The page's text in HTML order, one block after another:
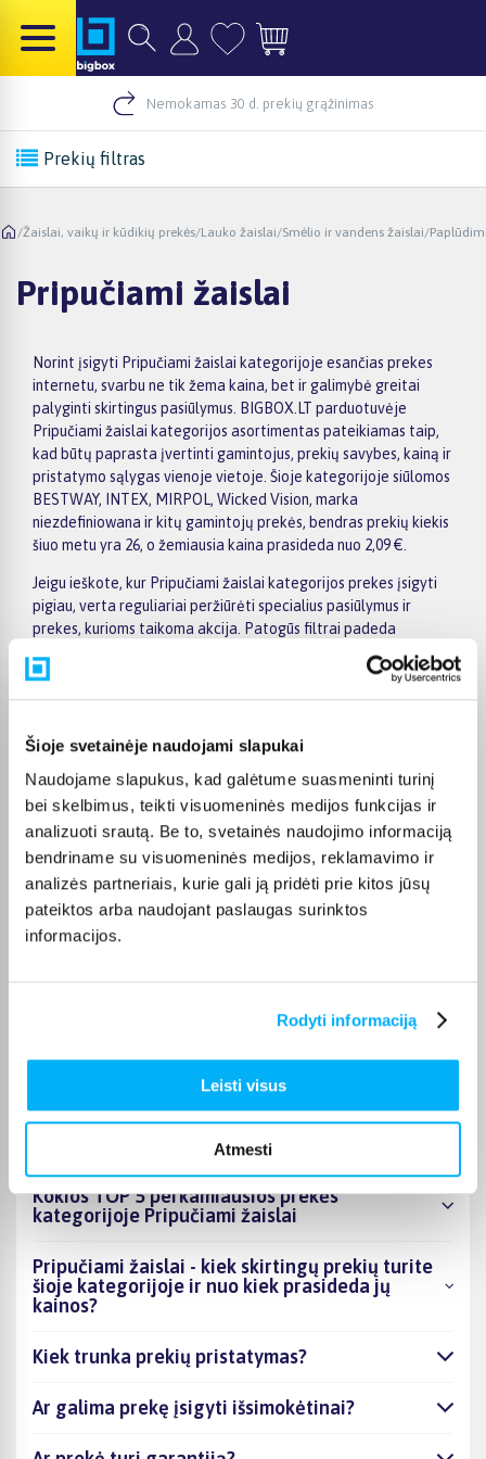
Šioje svetainėje naudojami slapukai
Naudojame slapukus, kad galėtume suasmeninti turinį
bei skelbimus, teikti visuomeninės medijos funkcijas ir
analizuoti srautą. Be to, svetainės naudojimo informaciją
bendriname su visuomeninės medijos, reklamavimo ir
analizės partneriais, kurie gali ją pridėti prie kitos jūsų
pateiktos arba naudojant paslaugas surinktos
informacijos.
Rodyti informaciją
Leisti visus
Atmesti
Nemokamas 30 d. prekių grąžinimas
Prekių filtras
/Žaislai, vaikų ir kūdikių prekės/Lauko žaislai/Smėlio ir vandens žaislai/
Pripučiami žaislai
Norint įsigyti Pripučiami žaislai kategorijoje esančias prekes
internetu, svarbu ne tik žema kaina, bet ir galimybė greitai
palyginti skirtingus pasiūlymus. BIGBOX.LT parduotuvėje
Pripučiami žaislai kategorijos asortimentas pateikiamas taip,
kad būtų paprasta įvertinti gamintojus, prekių savybes, kainą ir
pristatymo sąlygas vienoje vietoje. Šioje kategorijoje siūlomos
BESTWAY, INTEX, MIRPOL, Wicked Vision, marka
niezdefiniowana ir kitų gamintojų prekės, bendras prekių kiekis
šiuo metu yra 26, o žemiausia kaina prasideda nuo 2,09 €.
Jeigu ieškote, kur Pripučiami žaislai kategorijos prekes įsigyti
pigiau, verta reguliariai peržiūrėti specialius pasiūlymus ir
prekes, kurioms taikoma akcija. Patogūs filtrai padeda
susiaurinti pasirinkimą pagal gamintoją, kainą, savybes ar kitus
aktualius kriterijus, todėl greičiau rasite jūsų poreikius
atitinkantį variantą. Prekės puslapyje pateikiama išsamesnė
terminą ir kitas pirkimo sąlygas.
BIGBOX.LT suteikia galimybę prekes nuo 150 Eur įsigyti su
nemokamu 24 mėnesių lizingu. Tai patogu, kai prekę norite
pirkti išsimokėtinai, paskirstant mokėjimą dalimis. Užsakytos
prekės pristatomos visoje Lietuvoje: į paštomatus nuo 2,29 €, o
užsakymams nuo 499 € pristatymas į paštomatą nemokamas.
Kurjerio pristatymo kaina prasideda nuo 2,99 €.
Sandėlyje esančios prekės įprastai pristatomos per 1–2 darbo
nurodomas jos puslapyje. Pasirinktą prekę iš Pripučiami žaislai
atitinkamai pažymėta, atsiimti BIGBOX.LT biure Kaune.
Kokios TOP 5 perkamiausios prekės
kategorijoje Pripučiami žaislai
Pripučiami žaislai - kiek skirtingų prekių turite
šioje kategorijoje ir nuo kiek prasideda jų
kainos?
Kiek trunka prekių pristatymas?
Ar galima prekę įsigyti išsimokėtinai?